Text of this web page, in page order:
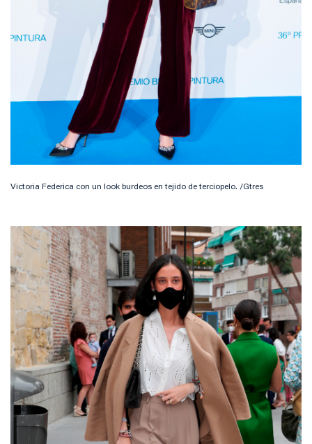
Victoria Federica con un look burdeos en tejido de terciopelo. /Gtres